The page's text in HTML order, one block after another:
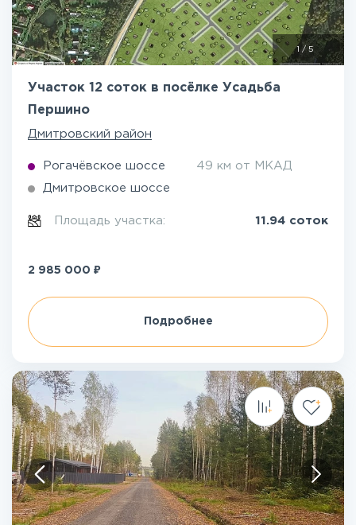
/ 5
Участок 12 соток в посёлке Усадьба
Першино
Дмитровский район
Рогачёвское шоссе 49 км от МКАД
Дмитровское шоссе
Площадь участка: 11.94 соток
2 985 000 ₽
Подробнее